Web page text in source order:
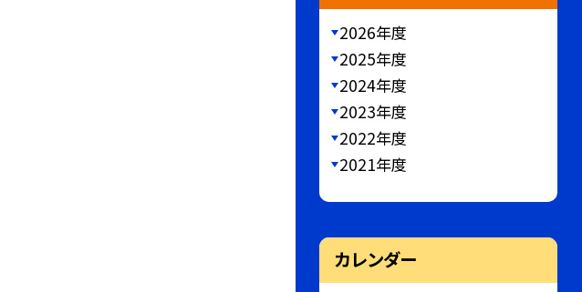
2026年度
2025年度
2024年度
2023年度
2022年度
2021年度
カレンダー